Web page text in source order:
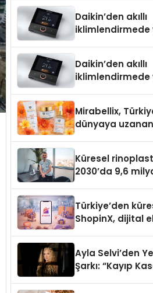
Daikin’den akıllı
iklimlendirmede
Daikin’den akıllı
iklimlendirmede
Mirabellix,
dünyaya
Küresel
2030’da 9,6
Türkiye’den
ShopinX, dijital
Ayla Selvi’den
Şarkı: “Kayıp